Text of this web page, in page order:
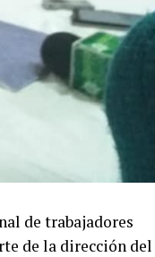
de trabajadores
de la dirección del